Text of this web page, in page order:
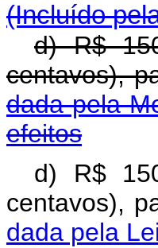
(Incluído
d) R$
dada pela
efeitos
d) R$
dada pela